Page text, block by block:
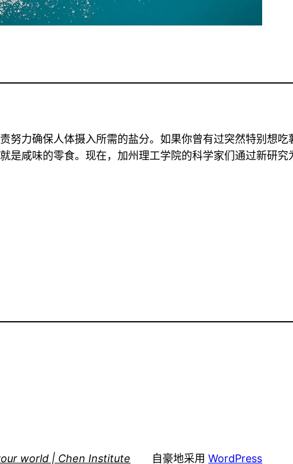
努力确保人体摄入所需的盐分。如果你曾有过突然特别想吃
是咸味的零食。现在，加州理工学院的科学家们通过新研究
world | Chen Institute 自豪地采用WordPress